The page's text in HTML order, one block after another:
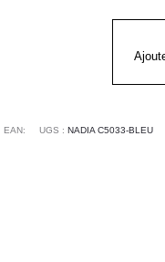
EAN: UGS : NADIA C5033-BLEU